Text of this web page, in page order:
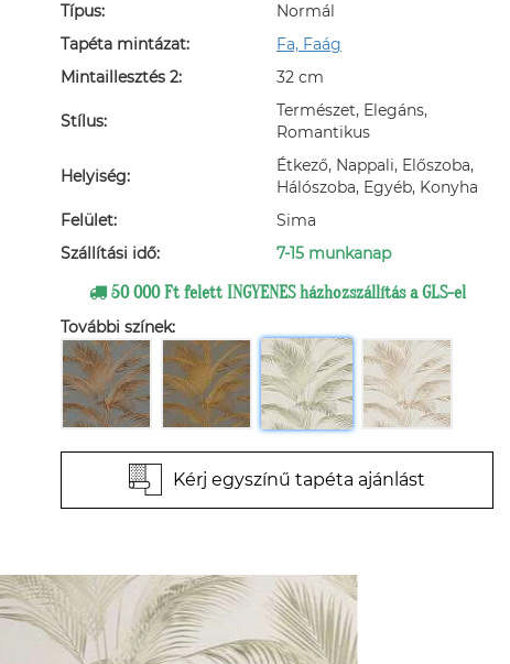
Típus:
Normál
Tapéta mintázat:
Fa, Faág
Mintaillesztés 2:
32 cm
Stílus:
Természet, Elegáns,
Romantikus
Helyiség:
Étkező, Nappali, Előszoba,
Hálószoba, Egyéb, Konyha
Felület:
Sima
Szállítási idő:
7-15 munkanap
50 000 Ft felett INGYENES házhozszállítás a GLS-el
További színek:
Kérj egyszínű tapéta ajánlást